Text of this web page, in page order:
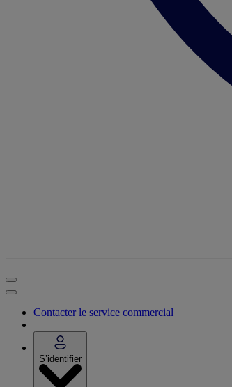
Contacter le service commercial
S’identifier